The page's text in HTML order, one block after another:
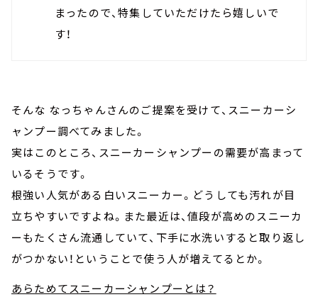
まったので、特集していただけたら嬉しいで
す！
そんな なっちゃんさんのご提案を受けて、スニーカーシ
ャンプー調べてみました。
実はこのところ、スニーカーシャンプーの需要が高まって
いるそうです。
根強い人気がある白いスニーカー。どうしても汚れが目
立ちやすいですよね。また最近は、値段が高めのスニーカ
ーもたくさん流通していて、下手に水洗いすると取り返し
がつかない！ということで使う人が増えてるとか。
あらためてスニーカーシャンプーとは？